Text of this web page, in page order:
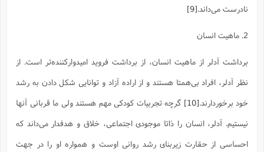
نادرست می‌داند.[9]
2. ماهیت انسان
برداشت آدلر از ماهیت انسان، از برداشت فروید امیدوارکننده‌تر است. از
نظر آدلر، افراد بی‌همتا هستند و از اراده آزاد و توانایی شکل دادن به رشد
خود برخوردارند.[10]
گرچه تجربیات کودکی مهم هستند ولی ما قربانی آنها
نیستیم. آدلر، انسان را ذاتا موجودی اجتماعی، خلاق و هدفدار می‌داند که
احساسی از حقارت زیربنای رشد روانی اوست و همواره او را در جهت